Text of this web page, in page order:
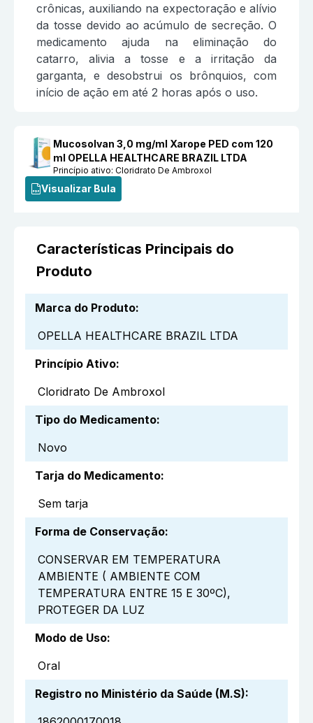
crônicas, auxiliando na expectoração e alívio
da tosse devido ao acúmulo de secreção. O
medicamento ajuda na eliminação do
catarro, alivia a tosse e a irritação da
garganta, e desobstrui os brônquios, com
início de ação em até 2 horas após o uso.
Mucosolvan 3,0 mg/ml Xarope PED com 120
ml OPELLA HEALTHCARE BRAZIL LTDA
Princípio ativo:Cloridrato De Ambroxol
Visualizar Bula
Características Principais do
Produto
Marca do Produto:
OPELLA HEALTHCARE BRAZIL LTDA
Princípio Ativo:
Cloridrato De Ambroxol
Tipo do Medicamento:
Novo
Tarja do Medicamento:
Sem tarja
Forma de Conservação:
CONSERVAR EM TEMPERATURA
AMBIENTE ( AMBIENTE COM
TEMPERATURA ENTRE 15 E 30ºC),
PROTEGER DA LUZ
Modo de Uso:
Oral
Registro no Ministério da Saúde (M.S):